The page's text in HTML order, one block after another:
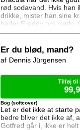
rød sodavand. Hvis han
drikke, mister han sine
beder Freddy om hjælp.
hvad han kan for at
Er du blød, mand?
Let er det ikke at starte
bedre bliver det ikke af,
Gotfred går i, ikke er
Bog (softcover)
Dennis Jürgensen
Tilføj til